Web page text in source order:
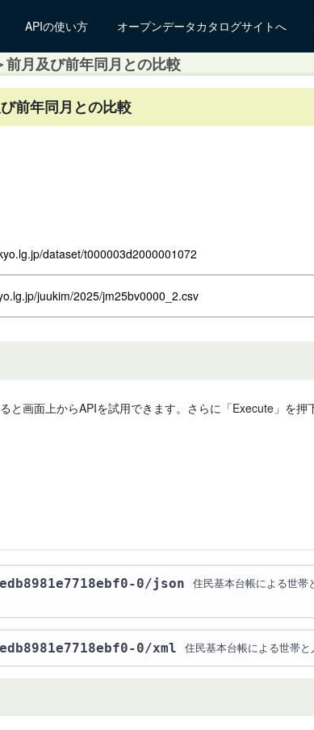
APIの使い方 オープンデータカタログサイトへ
月及び前年同月との比較
前年同月との比較
dataset/t000003d2000001072
juukim/2025/jm25bv0000_2.csv
画面上からAPIを試用できます。さらに「Execute」を押
0/json 住民基本台帳による世
0/xml 住民基本台帳による世帯